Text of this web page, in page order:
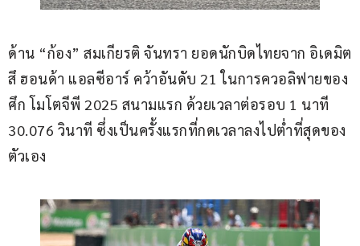
ด้าน “ก้อง” สมเกียรติ จันทรา ยอดนักบิดไทยจาก อิเดมิต
สึ ฮอนด้า แอลซีอาร์ คว้าอันดับ 21 ในการควอลิฟายของ
ศึก โมโตจีพี 2025 สนามแรก ด้วยเวลาต่อรอบ 1 นาที
30.076 วินาที ซึ่งเป็นครั้งแรกที่กดเวลาลงไปต่ำที่สุดของ
ตัวเอง